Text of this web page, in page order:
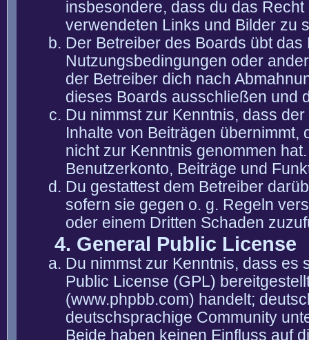
insbesondere, dass du das
verwendeten Links und Bilder zu
Der Betreiber des Boards übt
Nutzungsbedingungen oder
der Betreiber dich nach
dieses Boards ausschließen und
Du nimmst zur Kenntnis, dass
Inhalte von Beiträgen übernimmt,
nicht zur Kenntnis genommen
Benutzerkonto, Beiträge und
Du gestattest dem Betreiber
sofern sie gegen o. g. Regeln
oder einem Dritten Schaden
4. General Public License
Du nimmst zur Kenntnis, dass es
Public License (GPL)
(www.phpbb.com) handelt;
deutschsprachige Community
Beide haben keinen Einfluss auf